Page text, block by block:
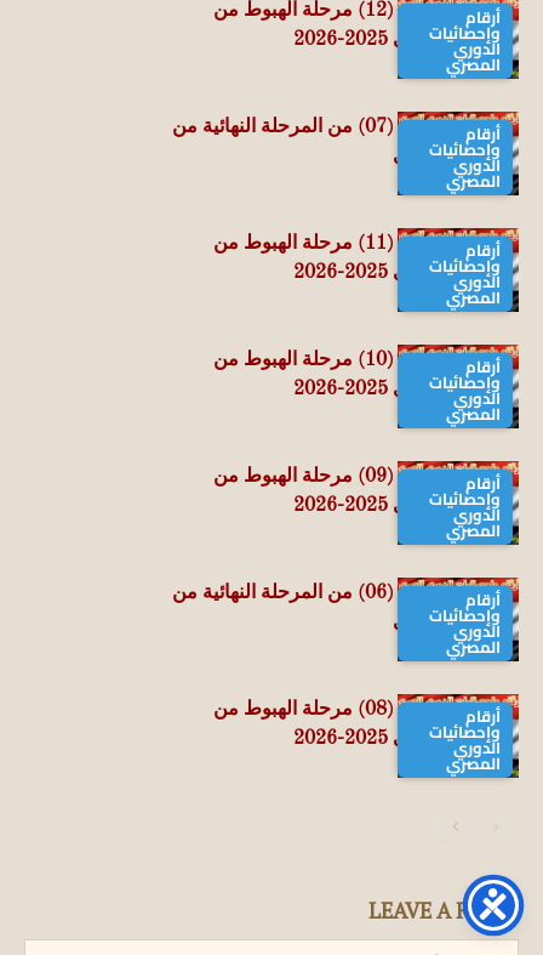
أرقام
وإحصائيات
الدوري
المصري
حصاد الجولة الـ (12) مرحلة الهبوط من
الدوري المصري 2025-2026
أرقام
وإحصائيات
الدوري
المصري
حصاد الجولة الـ (07) من المرحلة النهائية من
الدوري المصري
أرقام
وإحصائيات
الدوري
المصري
حصاد الجولة الـ (11) مرحلة الهبوط من
الدوري المصري 2025-2026
أرقام
وإحصائيات
الدوري
المصري
حصاد الجولة الـ (10) مرحلة الهبوط من
الدوري المصري 2025-2026
أرقام
وإحصائيات
الدوري
المصري
حصاد الجولة الـ (09) مرحلة الهبوط من
الدوري المصري 2025-2026
أرقام
وإحصائيات
الدوري
المصري
حصاد الجولة الـ (06) من المرحلة النهائية من
الدوري المصري
أرقام
وإحصائيات
الدوري
المصري
حصاد الجولة الـ (08) مرحلة الهبوط من
الدوري المصري 2025-2026
LEAVE A REPLY